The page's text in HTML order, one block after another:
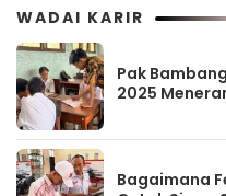
WADAI KARIR
Pak
2025
Bagaimana